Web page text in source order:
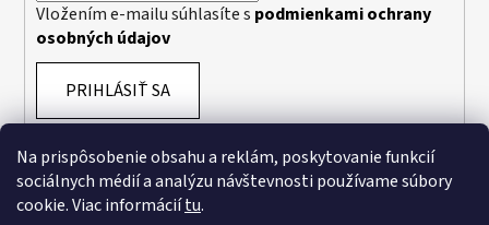
Na prispôsobenie obsahu a reklám, poskytovanie funkcií
sociálnych médií a analýzu návštevnosti používame súbory
cookie. Viac informáciítu.
Vložením e-mailu súhlasíte s podmienkami ochrany
osobných údajov
PRIHLÁSIŤ SA